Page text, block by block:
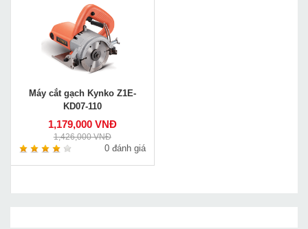
Máy cắt gạch Kynko Z1E-
KD07-110
1,179,000 VNĐ
1,426,000 VNĐ
0 đánh giá